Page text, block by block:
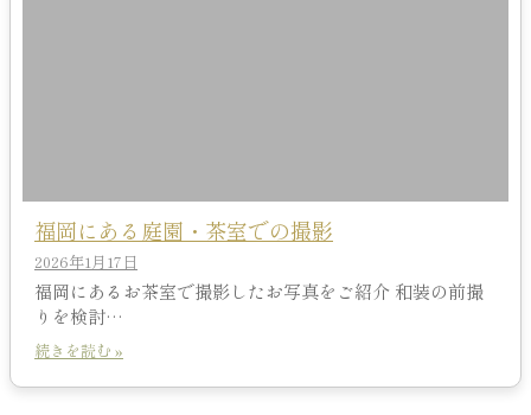
福岡にある庭園・茶室での撮影
2026年1月17日
福岡にあるお茶室で撮影したお写真をご紹介 和装の前撮
りを検討…
続きを読む »